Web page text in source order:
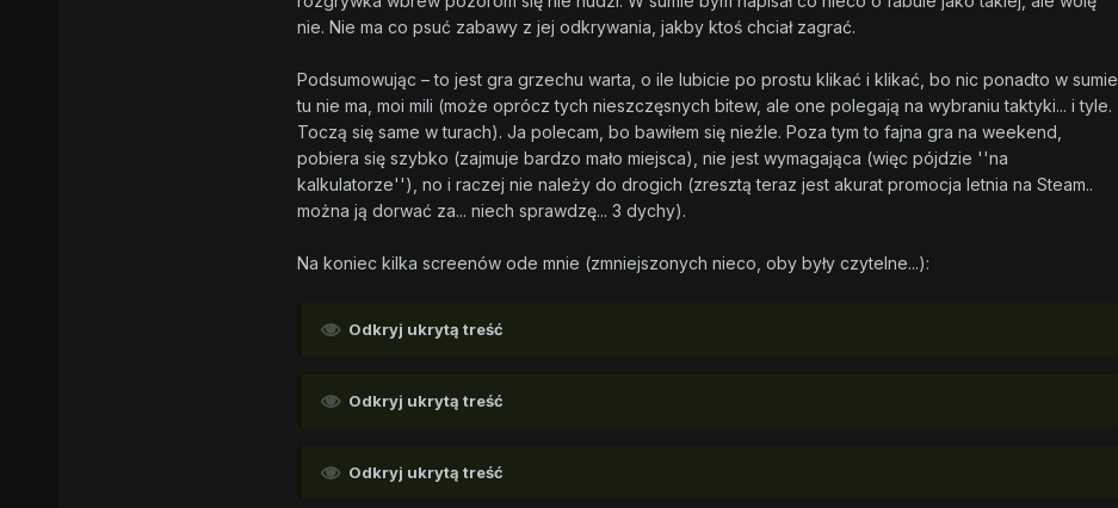
nie. Nie ma co psuć zabawy z jej odkrywania, jakby ktoś chciał zagrać.
Podsumowując – to jest gra grzechu warta, o ile lubicie po prostu klikać i klikać, bo nic ponadto w sumie
tu nie ma, moi mili (może oprócz tych nieszczęsnych bitew, ale one polegają na wybraniu taktyki... i tyle.
Toczą się same w turach). Ja polecam, bo bawiłem się nieźle. Poza tym to fajna gra na weekend,
pobiera się szybko (zajmuje bardzo mało miejsca), nie jest wymagająca (więc pójdzie ''na
kalkulatorze''), no i raczej nie należy do drogich (zresztą teraz jest akurat promocja letnia na Steam..
można ją dorwać za... niech sprawdzę... 3 dychy).
Na koniec kilka screenów ode mnie (zmniejszonych nieco, oby były czytelne...):
Odkryj ukrytą treść
Odkryj ukrytą treść
Odkryj ukrytą treść